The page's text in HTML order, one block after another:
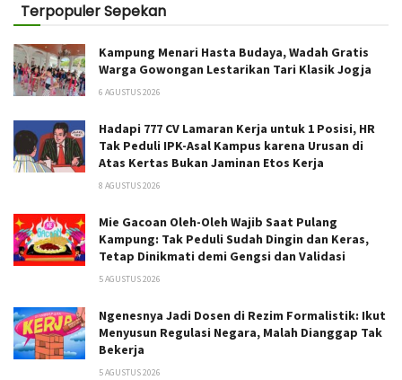
Terpopuler Sepekan
Kampung Menari Hasta Budaya, Wadah Gratis
Warga Gowongan Lestarikan Tari Klasik Jogja
6 AGUSTUS 2026
Hadapi 777 CV Lamaran Kerja untuk 1 Posisi, HR
Tak Peduli IPK-Asal Kampus karena Urusan di
Atas Kertas Bukan Jaminan Etos Kerja
8 AGUSTUS 2026
Mie Gacoan Oleh-Oleh Wajib Saat Pulang
Kampung: Tak Peduli Sudah Dingin dan Keras,
Tetap Dinikmati demi Gengsi dan Validasi
5 AGUSTUS 2026
Ngenesnya Jadi Dosen di Rezim Formalistik: Ikut
Menyusun Regulasi Negara, Malah Dianggap Tak
Bekerja
5 AGUSTUS 2026